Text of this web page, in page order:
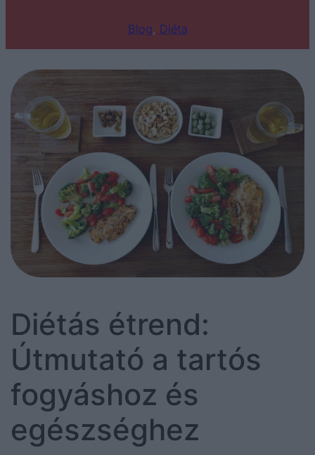
Blog, Diéta
Diétás étrend:
Útmutató a tartós
fogyáshoz és
egészséghez